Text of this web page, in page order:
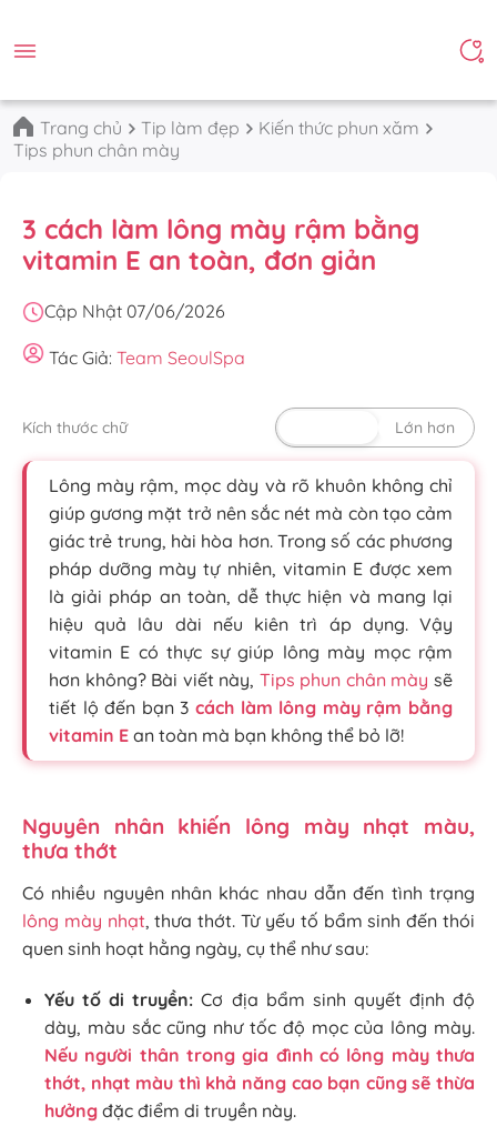
Trang chủ Tip làm đẹp
Kiến thức phun xăm
Tips phun chân mày
3 cách làm lông mày rậm bằng
vitamin E an toàn, đơn giản
Cập Nhật 07/06/2026
Tác Giả: Team SeoulSpa
Kích thước chữ Lớn hơn
Lông mày rậm, mọc dày và rõ khuôn không chỉ
giúp gương mặt trở nên sắc nét mà còn tạo cảm
giác trẻ trung, hài hòa hơn. Trong số các phương
pháp dưỡng mày tự nhiên, vitamin E được xem
là giải pháp an toàn, dễ thực hiện và mang lại
hiệu quả lâu dài nếu kiên trì áp dụng. Vậy
vitamin E có thực sự giúp lông mày mọc rậm
hơn không? Bài viết này, Tips phun chân mày sẽ
tiết lộ đến bạn 3 cách làm lông mày rậm bằng
vitamin E an toàn mà bạn không thể bỏ lỡ!
Nguyên nhân khiến lông mày nhạt màu,
thưa thớt
Có nhiều nguyên nhân khác nhau dẫn đến tình trạng
lông mày nhạt, thưa thớt. Từ yếu tố bẩm sinh đến thói
quen sinh hoạt hằng ngày, cụ thể như sau:
Yếu tố di truyền: Cơ địa bẩm sinh quyết định độ
dày, màu sắc cũng như tốc độ mọc của lông mày.
Nếu người thân trong gia đình có lông mày thưa
thớt, nhạt màu thì khả năng cao bạn cũng sẽ thừa
hưởng đặc điểm di truyền này.